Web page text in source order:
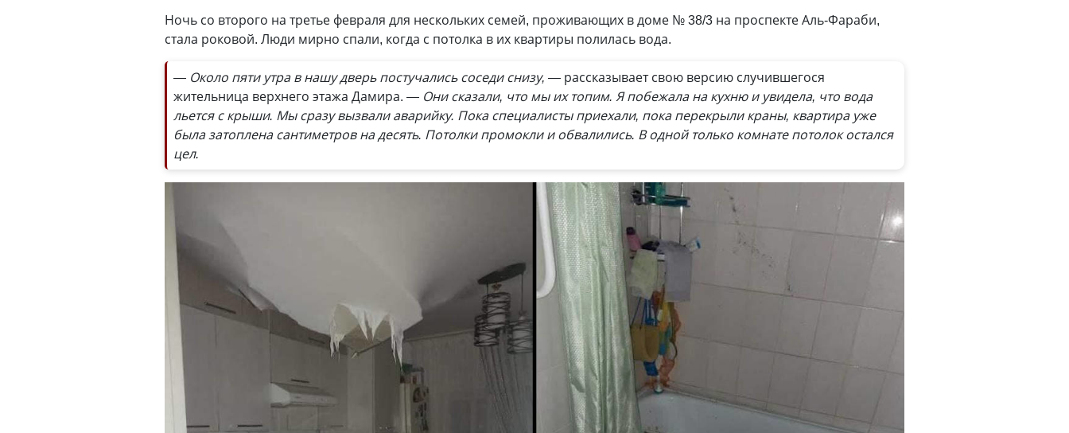
Ночь со второго на третье февраля для нескольких семей, проживающих в доме № 38/3 на проспекте Аль-Фараби,
стала роковой. Люди мирно спали, когда с потолка в их квартиры полилась вода.
— Около пяти утра в нашу дверь постучались соседи снизу, — рассказывает свою версию случившегося
жительница верхнего этажа Дамира. — Они сказали, что мы их топим. Я побежала на кухню и увидела, что вода
льется с крыши. Мы сразу вызвали аварийку. Пока специалисты приехали, пока перекрыли краны, квартира уже
была затоплена сантиметров на десять. Потолки промокли и обвалились. В одной только комнате потолок остался
цел.